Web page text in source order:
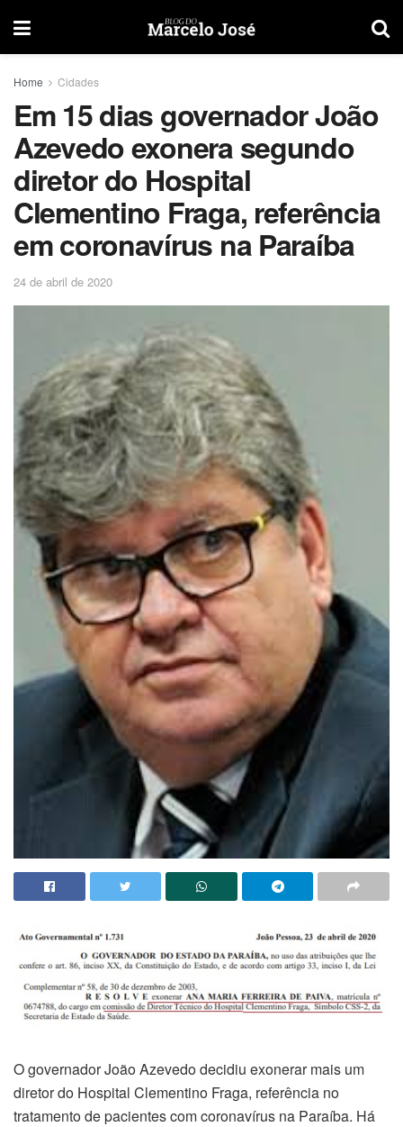
Home Cidades
Em 15 dias governador João
Azevedo exonera segundo
diretor do Hospital
Clementino Fraga, referência
em coronavírus na Paraíba
24 de abril de 2020
O governador João Azevedo decidiu exonerar mais um
diretor do Hospital Clementino Fraga, referência no
tratamento de pacientes com coronavírus na Paraíba. Há